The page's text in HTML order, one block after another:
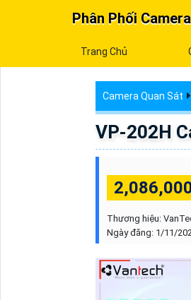
Phân Phối
Trang Chủ
Camera Quan Sát
VP-202H
Thương hiệu:
Ngày đăng: 1/11/